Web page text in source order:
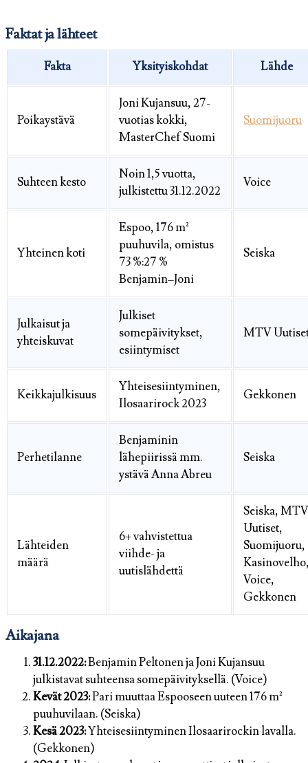
Faktat ja lähteet
Fakta Yksityiskohdat Lähde
Poikaystävä
Joni Kujansuu, 27-
vuotias kokki,
MasterChef Suomi
Suomijuoru
Suhteen kesto
Noin 1,5 vuotta,
julkistettu 31.12.2022
Voice
Yhteinen koti
Espoo, 176 m²
puuhuvila, omistus
73 %:27 %
Benjamin–Joni
Seiska
Julkaisut ja
yhteiskuvat
Julkiset
somepäivitykset,
esiintymiset
MTV
Keikkajulkisuus
Yhteisesiintyminen,
Ilosaarirock 2023
Gekkonen
Perhetilanne
Benjaminin
lähepiirissä mm.
ystävä Anna Abreu
Seiska
Lähteiden
määrä
6+ vahvistettua
viihde- ja
uutislähdettä
Seiska,
Uutiset,
Suomijuoru,
Voice,
Gekkonen
Aikajana
31.12.2022:Benjamin Peltonen ja Joni Kujansuu
julkistavat suhteensa somepäivityksellä. (Voice)
Kevät 2023:Pari muuttaa Espooseen uuteen 176 m²
puuhuvilaan. (Seiska)
Kesä 2023:Yhteisesiintyminen Ilosaarirockin lavalla.
(Gekkonen)